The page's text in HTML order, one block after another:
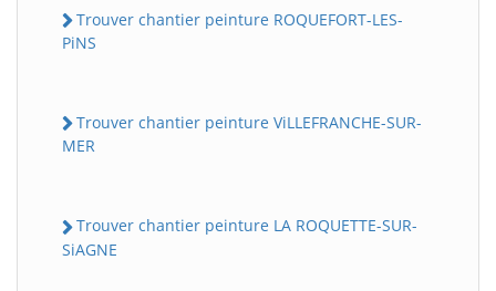
Trouver chantier peinture ROQUEFORT-LES-
PiNS
Trouver chantier peinture ViLLEFRANCHE-SUR-
MER
Trouver chantier peinture LA ROQUETTE-SUR-
SiAGNE